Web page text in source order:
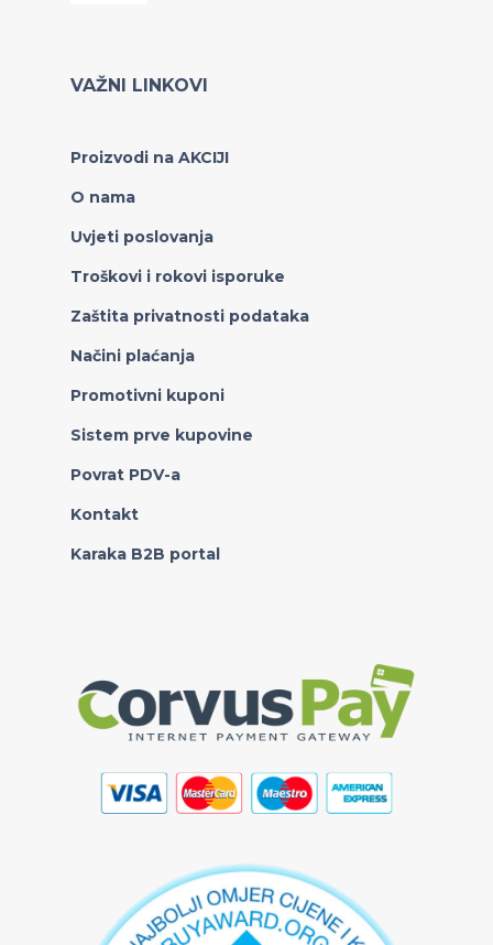
VAŽNI LINKOVI
Proizvodi na AKCIJI
O nama
Uvjeti poslovanja
Troškovi i rokovi isporuke
Zaštita privatnosti podataka
Načini plaćanja
Promotivni kuponi
Sistem prve kupovine
Povrat PDV-a
Kontakt
Karaka B2B portal